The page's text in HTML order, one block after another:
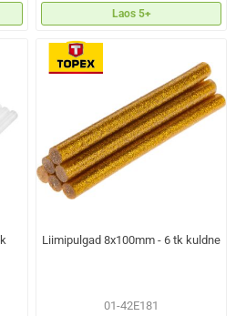
Laos 5+
Liimipulgad 8x100mm - 6 tk kuldne
01-42E181